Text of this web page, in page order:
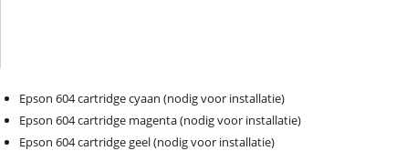
Epson 604 cartridge cyaan (nodig voor installatie)
Epson 604 cartridge magenta (nodig voor installatie)
Epson 604 cartridge geel (nodig voor installatie)